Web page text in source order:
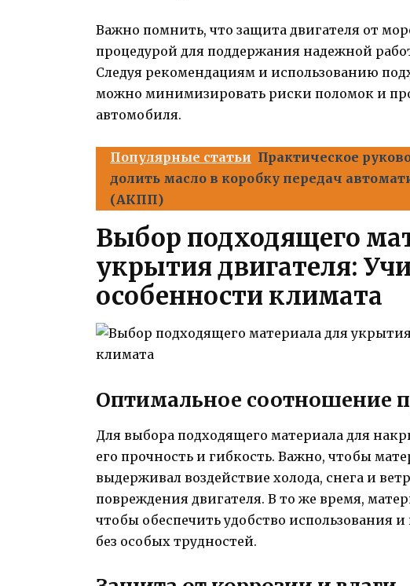
Важно помнить, что защита двигателя от
процедурой для поддержания надежной
Следуя рекомендациям и использованию
можно минимизировать риски поломок и
автомобиля.
Популярные статьи Практическое
долить масло в коробку передач
(АКПП)
Выбор подходящего
укрытия двигателя:
особенности климата
Оптимальное соотношение
Для выбора подходящего материала для
его прочность и гибкость. Важно, чтобы
выдерживал воздействие холода, снега и
повреждения двигателя. В то же время,
чтобы обеспечить удобство использования
без особых трудностей.